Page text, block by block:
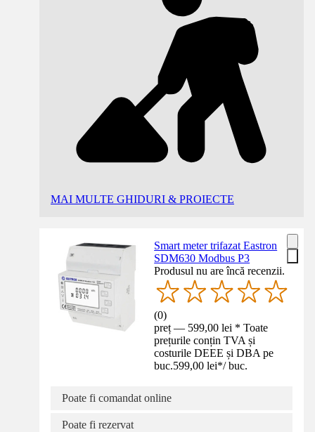
MAI MULTE GHIDURI & PROIECTE
Smart meter trifazat Eastron
SDM630 Modbus P3
Produsul nu are încă recenzii.
(0)
preț — 599,00 lei * Toate
prețurile conțin TVA și
costurile DEEE și DBA pe
buc.599,00 lei*/ buc.
Poate fi comandat online
Poate fi rezervat